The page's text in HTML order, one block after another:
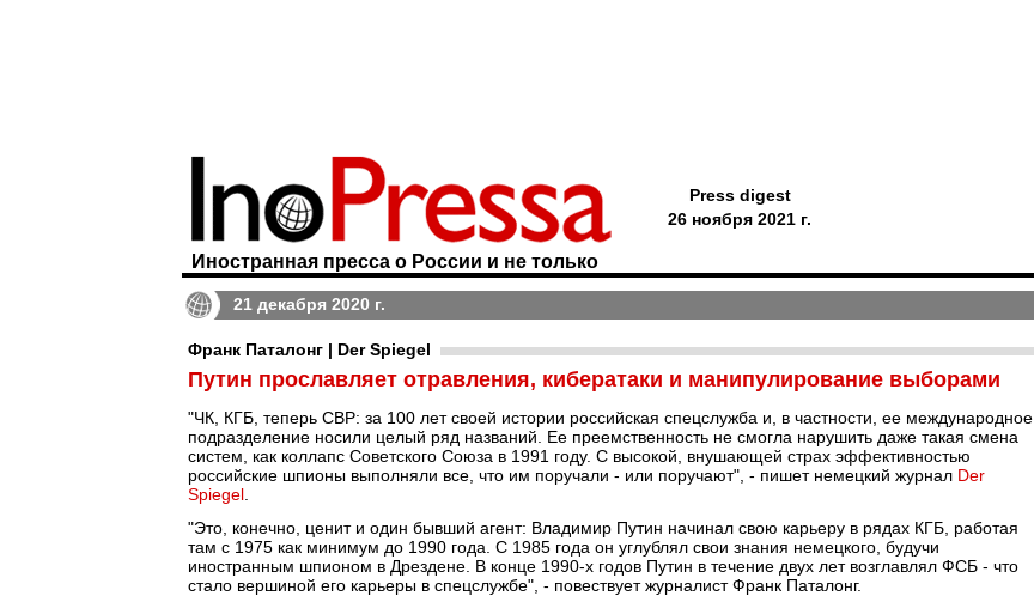
Иностранная пресса о России и не только
Press digest
26 ноября 2021 г.
21 декабря 2020 г.
Франк Паталонг | Der Spiegel
Путин прославляет отравления, кибератаки и манипулирование выборами
"ЧК, КГБ, теперь СВР: за 100 лет своей истории российская спецслужба и, в частности, ее международное
подразделение носили целый ряд названий. Ее преемственность не смогла нарушить даже такая смена
систем, как коллапс Советского Союза в 1991 году. С высокой, внушающей страх эффективностью
российские шпионы выполняли все, что им поручали - или поручают", - пишет немецкий журнал Der
Spiegel
"Это, конечно, ценит и один бывший агент: Владимир Путин начинал свою карьеру в рядах КГБ, работая
там с 1975 как минимум до 1990 года. С 1985 года он углублял свои знания немецкого, будучи
иностранным шпионом в Дрездене. В конце 1990-х годов Путин в течение двух лет возглавлял ФСБ - что
стало вершиной его карьеры в спецслужбе", - повествует журналист Франк Паталонг.